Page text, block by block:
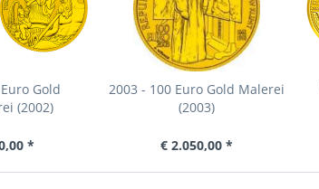
Gold
(2002)
*
2003 - 100 Euro Gold Malerei
(2003)
€ 2.050,00 *